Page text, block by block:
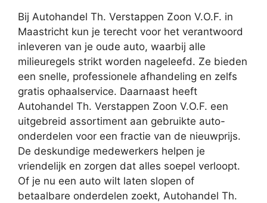
Bij Autohandel Th. Verstappen Zoon V.O.F. in
Maastricht kun je terecht voor het verantwoord
inleveren van je oude auto, waarbij alle
milieuregels strikt worden nageleefd. Ze bieden
een snelle, professionele afhandeling en zelfs
gratis ophaalservice. Daarnaast heeft
Autohandel Th. Verstappen Zoon V.O.F. een
uitgebreid assortiment aan gebruikte auto-
onderdelen voor een fractie van de nieuwprijs.
De deskundige medewerkers helpen je
vriendelijk en zorgen dat alles soepel verloopt.
Of je nu een auto wilt laten slopen of
betaalbare onderdelen zoekt, Autohandel Th.